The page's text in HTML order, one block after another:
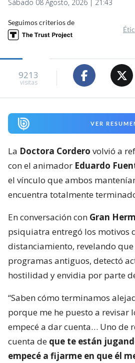
Sábado 08 Agosto, 2026 | 21:43
Seguimos criterios de
9213
visitas
VER
La Doctora Cordero volvió a
con el animador Eduardo
el vínculo que ambos
encuentra totalmente
En conversación con Gran
psiquiatra entregó los motivos
distanciamiento, revelando
programas antiguos, detectó
hostilidad y envidia por parte
“Saben cómo terminamos
porque me he puesto a revisar
empecé a dar cuenta… Uno de
cuenta de que te están
empecé a fijarme en que él